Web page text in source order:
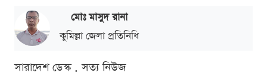
মোঃ মাসুদ রানা
কুমিল্লা জেলা প্রতিনিধি
সারাদেশ ডেস্ক . সত্য নিউজ